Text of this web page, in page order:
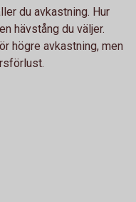
du avkastning. Hur
hävstång du väljer.
högre avkastning, men